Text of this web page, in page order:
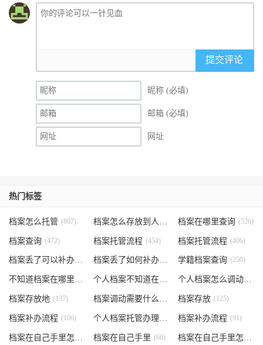
提交评论
昵称 (必填)
邮箱 (必填)
网址
热门标签
档案怎么托管 (807) (535)
档案在哪里查询 (526)
档案查询 (472) 档案托管流程 (454) 档案托管流程 (406)
档案丢了可以补办吗 (371) 档案丢了如何补办 学籍档案查询 (250)
不知道档案在哪里 个人档案不知道在哪儿 (191) 个人档案怎么调动
档案存放地 (137) 档案调动需要什么手续 (130)
档案存放 (125)
档案补办流程 (106) 个人档案托管办理流程 (102)
档案补办流程 (91)
档案在自己手里怎么办 (85)
档案在自己手里 (66) 档案在自己手里怎么处理